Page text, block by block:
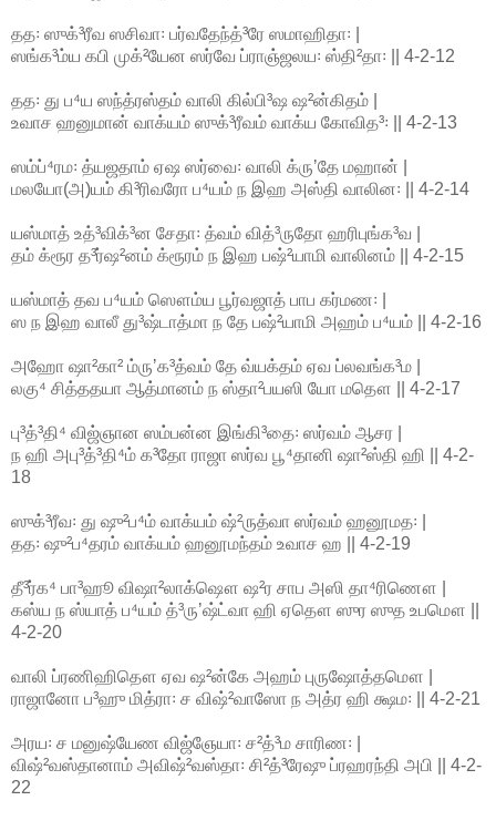
தத꞉ ஸுக்³ரீவ ஸசிவா꞉ பர்வதேந்த்³ரே ஸமாஹிதா꞉ |
ஸங்க³ம்ய கபி முக்²யேன ஸர்வே ப்ராஞ்ஜலய꞉ ஸ்தி²தா꞉ || 4-2-12
தத꞉ து ப⁴ய ஸந்த்ரஸ்தம் வாலி கில்பி³ஷ ஷ²ன்கிதம் |
உவாச ஹனுமான் வாக்யம் ஸுக்³ரீவம் வாக்ய கோவித³꞉ || 4-2-13
ஸம்ப்⁴ரம꞉ த்யஜதாம் ஏஷ ஸர்வை꞉ வாலி க்ருʼதே மஹான் |
மலயோ(அ)யம் கி³ரிவரோ ப⁴யம் ந இஹ அஸ்தி வாலின꞉ || 4-2-14
யஸ்மாத் உத்³விக்³ன சேதா꞉ த்வம் வித்³ருதோ ஹரிபுங்க³வ |
தம் க்ரூர த³ர்ஷ²னம் க்ரூரம் ந இஹ பஷ்²யாமி வாலினம் || 4-2-15
யஸ்மாத் தவ ப⁴யம் ஸௌம்ய பூர்வஜாத் பாப கர்மண꞉ |
ஸ ந இஹ வாலீ து³ஷ்டாத்மா ந தே பஷ்²யாமி அஹம் ப⁴யம் || 4-2-16
அஹோ ஷா²கா² ம்ருʼக³த்வம் தே வ்யக்தம் ஏவ ப்லவங்க³ம |
லகு⁴ சித்ததயா ஆத்மானம் ந ஸ்தா²பயஸி யோ மதௌ || 4-2-17
பு³த்³தி⁴ விஜ்ஞான ஸம்பன்ன இங்கி³தை꞉ ஸர்வம் ஆசர |
ந ஹி அபு³த்³தி⁴ம் க³தோ ராஜா ஸர்வ பூ⁴தானி ஷா²ஸ்தி ஹி || 4-2-
18
ஸுக்³ரீவ꞉ து ஷு²ப⁴ம் வாக்யம் ஷ்²ருத்வா ஸர்வம் ஹனூமத꞉ |
தத꞉ ஷு²ப⁴தரம் வாக்யம் ஹனூமந்தம் உவாச ஹ || 4-2-19
தீ³ர்க⁴ பா³ஹூ விஷா²லாக்ஷௌ ஷ²ர சாப அஸி தா⁴ரிணௌ |
கஸ்ய ந ஸ்யாத் ப⁴யம் த்³ருʼஷ்ட்வா ஹி ஏதௌ ஸுர ஸுத உபமௌ ||
4-2-20
வாலி ப்ரணிஹிதௌ ஏவ ஷ²ன்கே அஹம் புருஷோத்தமௌ |
ராஜானோ ப³ஹு மித்ரா꞉ ச விஷ்²வாஸோ ந அத்ர ஹி க்ஷம꞉ || 4-2-21
அரய꞉ ச மனுஷ்யேண விஜ்ஞேயா꞉ ச²த்³ம சாரிண꞉ |
விஷ்²வஸ்தானாம் அவிஷ்²வஸ்தா꞉ சி²த்³ரேஷு ப்ரஹரந்தி அபி || 4-2-
22